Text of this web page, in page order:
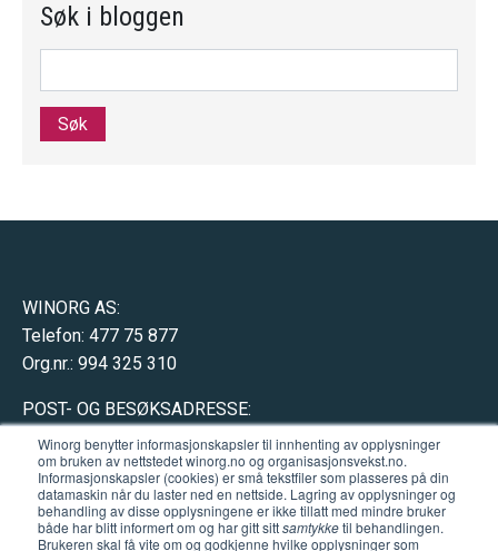
Winorg benytter informasjonskapsler til innhenting av opplysninger
om bruken av nettstedet winorg.no og organisasjonsvekst.no.
Informasjonskapsler (cookies) er små tekstfiler som plasseres på din
datamaskin når du laster ned en nettside. Lagring av opplysninger og
behandling av disse opplysningene er ikke tillatt med mindre bruker
både har blitt informert om og har gitt sittsamtykketil behandlingen.
Brukeren skal få vite om og godkjenne hvilke opplysninger som
Søk i bloggen
Søk
WINORG AS:
Telefon: 477 75 877
Org.nr.: 994 325 310
POST- OG BESØKSADRESSE:
Hausmannsgate 17
0182 Oslo (åpne kart)